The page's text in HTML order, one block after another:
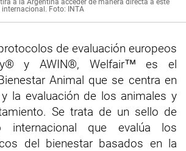
a la Argentina acceder de manera directa a este
Foto: INTA
de evaluación europeos
y AWIN®, Welfair™ es el
Animal que se centra en
la evaluación de los animales y
Se trata de un sello de
internacional que evalúa los
del bienestar basados en la